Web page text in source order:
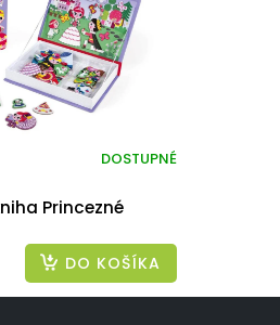
Princezné
DOSTUPNÉ
DO KOŠÍKA